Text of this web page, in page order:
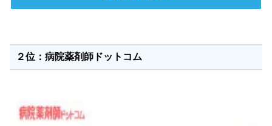
２位：病院薬剤師ドットコム